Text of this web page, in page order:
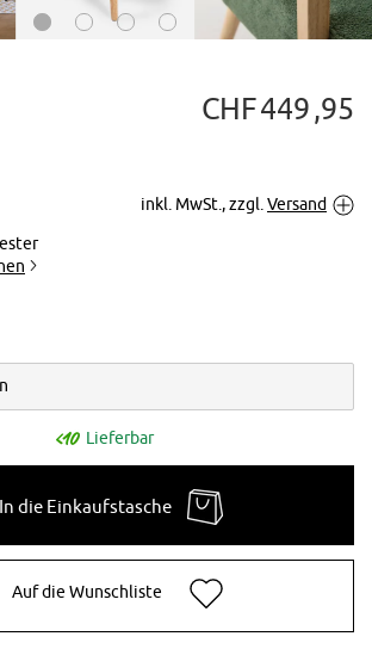
Tippen zum
CHF449 95
inkl. MwSt., zzgl. Versand
Lieferbar
In die Einkaufstasche
Auf die Wunschliste